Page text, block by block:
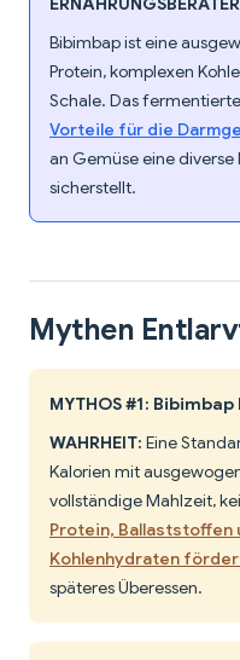
Bibimbap ist eine
Protein, komplexen
Schale. Das
Vorteile für die
an Gemüse eine
sicherstellt.
Mythen
MYTHOS #1:
WAHRHEIT: Eine
Kalorien mit
vollständige Mahlzeit,
Protein, Ballaststoffen
Kohlenhydraten
späteres Überessen.